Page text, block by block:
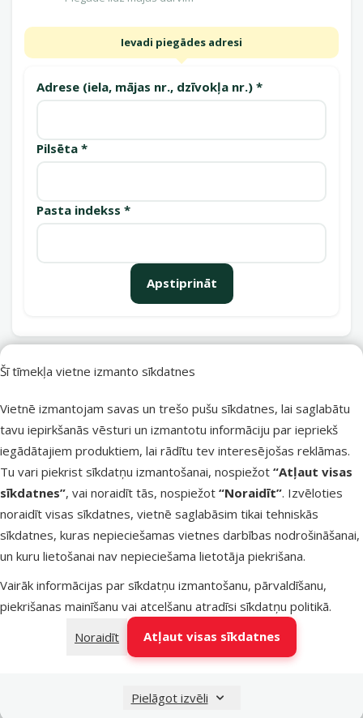
Šī tīmekļa vietne izmanto sīkdatnes
Vietnē izmantojam savas un trešo pušu sīkdatnes, lai saglabātu
tavu iepirkšanās vēsturi un izmantotu informāciju par iepriekš
iegādātajiem produktiem, lai rādītu tev interesējošas reklāmas.
Tu vari piekrist sīkdatņu izmantošanai, nospiežot “Atļaut visas
sīkdatnes”, vai noraidīt tās, nospiežot “Noraidīt”. Izvēloties
noraidīt visas sīkdatnes, vietnē saglabāsim tikai tehniskās
sīkdatnes, kuras nepieciešamas vietnes darbības nodrošināšanai,
un kuru lietošanai nav nepieciešama lietotāja piekrišana.
Vairāk informācijas par sīkdatņu izmantošanu, pārvaldīšanu,
piekrišanas mainīšanu vai atcelšanu atradīsi sīkdatņu politikā.
Noraidīt
Atļaut visas sīkdatnes
Pielāgot izvēli
Ievadi piegādes adresi
Adrese (iela, mājas nr., dzīvokļa nr.) *
Pilsēta *
Pasta indekss *
Apstiprināt
Latvijas Pasts pakomāti ceturtdien
LATVIJAS PASTS nodaļas ceturtdien
OMNIVA pakomāti ceturtdien
DPD Pickup tīkls ceturtdien